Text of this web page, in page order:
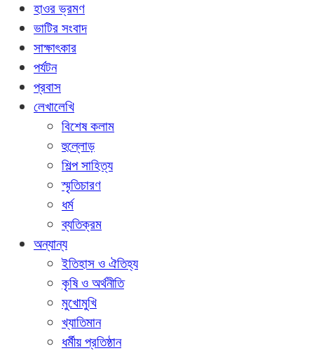
হাওর ভ্রমণ
ভাটির সংবাদ
সাক্ষাৎকার
পর্যটন
প্রবাস
লেখালেখি
বিশেষ কলাম
হুল্লোড়
শিল্প সাহিত্য
স্মৃতিচারণ
ধর্ম
ব্যতিক্রম
অন্যান্য
ইতিহাস ও ঐতিহ্য
কৃষি ও অর্থনীতি
মুখোমুখি
খ্যাতিমান
ধর্মীয় প্রতিষ্ঠান